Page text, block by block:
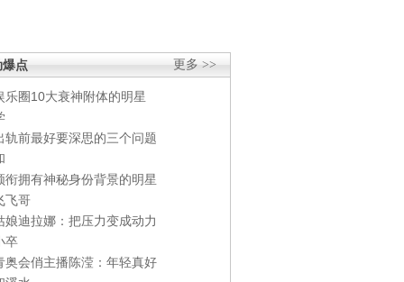
更多 >>
爆点
乐圈10大衰神附体的明星
轨前最好要深思的三个问题
衔拥有神秘身份背景的明星
飞哥
娘迪拉娜：把压力变成动力
卒
奥会俏主播陈滢：年轻真好